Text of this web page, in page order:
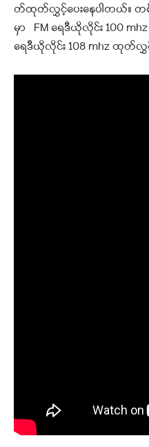
တ်ထုတ်လွှင့်ပေးနေပါတယ်။ တ
မှာ FM ရေဒီယိုလိုင်း 100
ရေဒီယိုလိုင်း 108 mhz ထုတ်လွှ